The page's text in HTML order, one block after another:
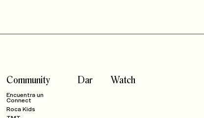
Community Dar Watch
Encuentra un
Connect
Roca Kids